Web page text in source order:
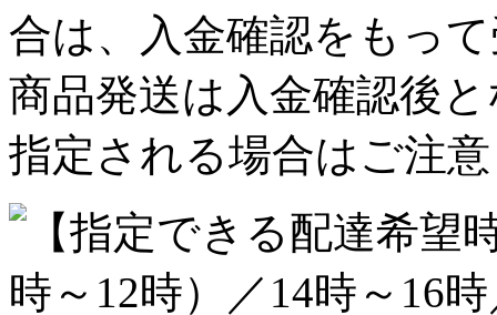
合は、入金確認をもっ
商品発送は入金確認後
指定される場合はご注